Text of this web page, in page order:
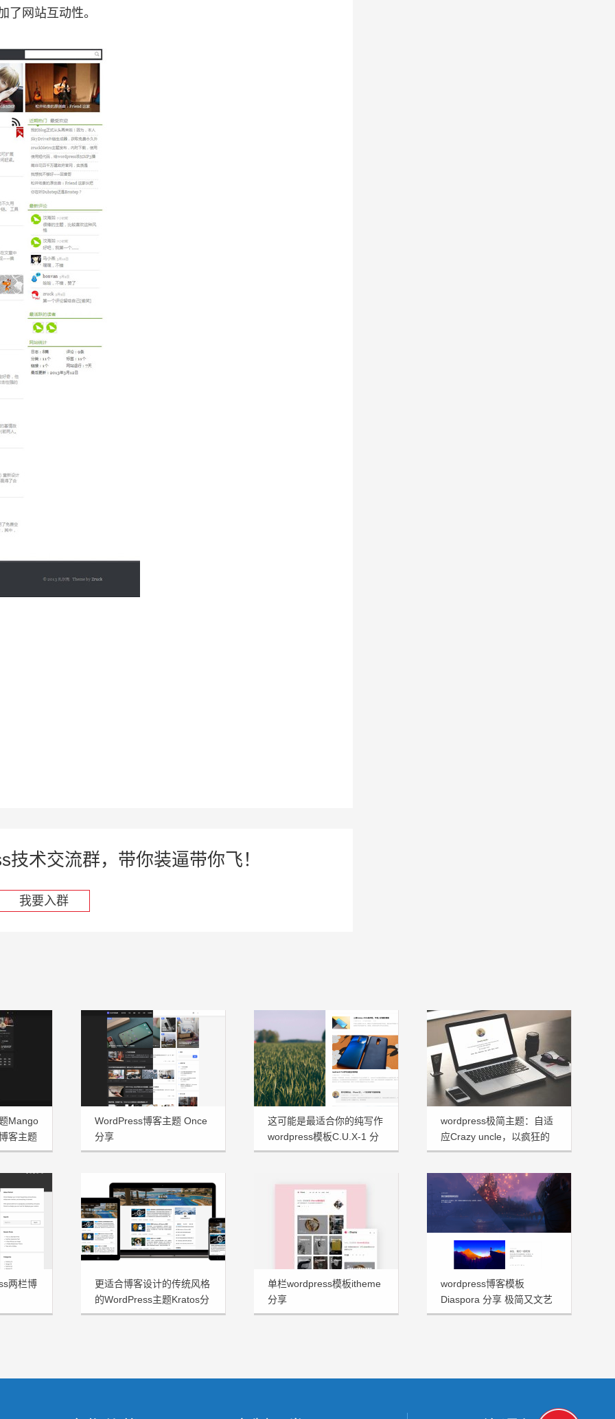
了网站互动性。
术交流群，带你装逼带你飞！
我要入群
Mango
客主题
WordPress博客主题 Once
分享
这可能是最适合你的纯写作
wordpress模板C.U.X-1 分
享
wordpress极简主题：自适
应Crazy uncle，以疯狂的
大叔命名！
两栏博
更适合博客设计的传统风格
的WordPress主题Kratos分
享
单栏wordpress模板itheme
分享
wordpress博客模板
Diaspora 分享 极简又文艺
十足